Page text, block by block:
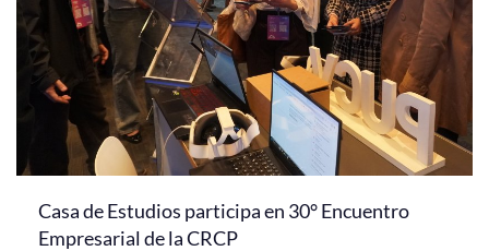
Casa de Estudios participa en 30° Encuentro
Empresarial de la CRCP